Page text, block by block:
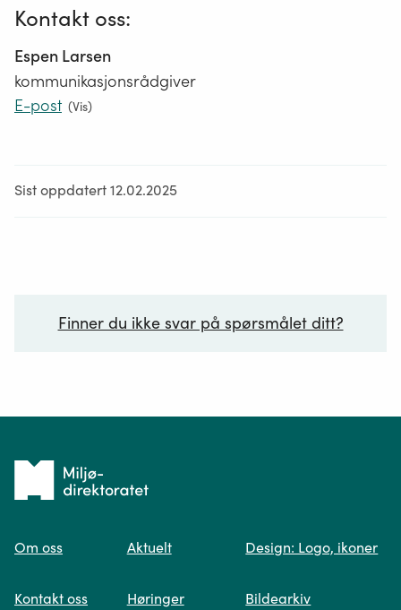
Kontakt oss:
Espen Larsen
kommunikasjonsrådgiver
E-post (Vis)
Sist oppdatert 12.02.2025
Finner du ikke svar på spørsmålet ditt?
Tilbake
forsiden
Om oss
Kontakt oss
Aktuelt
Høringer
Design: Logo, ikoner
Bildearkiv